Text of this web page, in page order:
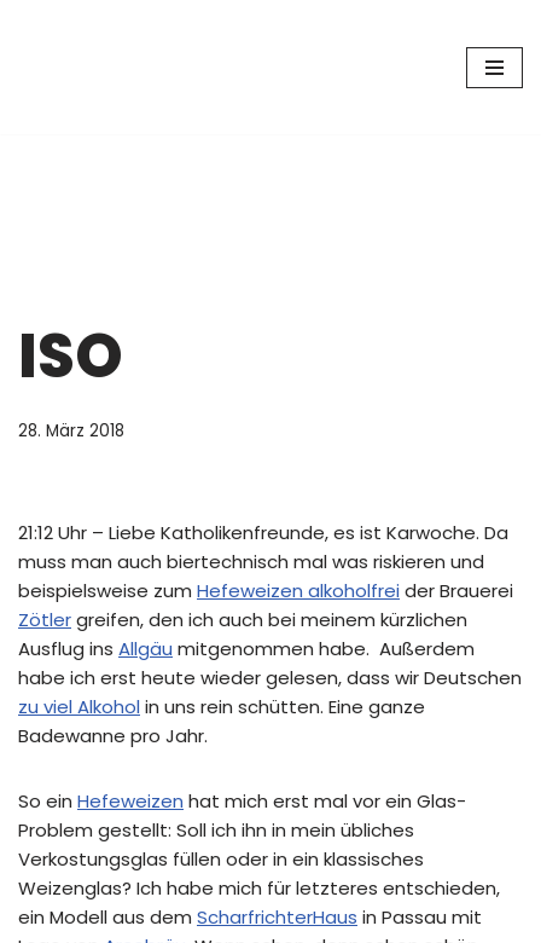
ISO
28. März 2018
21:12 Uhr – Liebe Katholikenfreunde, es ist Karwoche. Da
muss man auch biertechnisch mal was riskieren und
beispielsweise zum Hefeweizen alkoholfrei der Brauerei
Zötlergreifen, den ich auch bei meinem kürzlichen
Ausflug ins Allgäu mitgenommen habe. Außerdem
habe ich erst heute wieder gelesen, dass wir Deutschen
zu viel Alkohol in uns rein schütten. Eine ganze
Badewanne pro Jahr.
So ein Hefeweizen hat mich erst mal vor ein Glas-
Problem gestellt: Soll ich ihn in mein übliches
Verkostungsglas füllen oder in ein klassisches
Weizenglas? Ich habe mich für letzteres entschieden,
ein Modell aus dem ScharfrichterHaus in Passau mit